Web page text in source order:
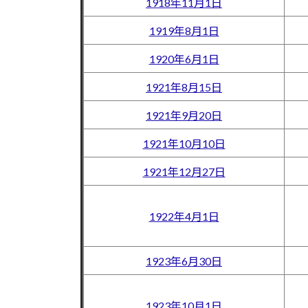
1919年8月1日
1920年6月1日
1921年8月15日
1921年9月20日
1921年10月10日
1921年12月27日
1922年4月1日
1923年6月30日